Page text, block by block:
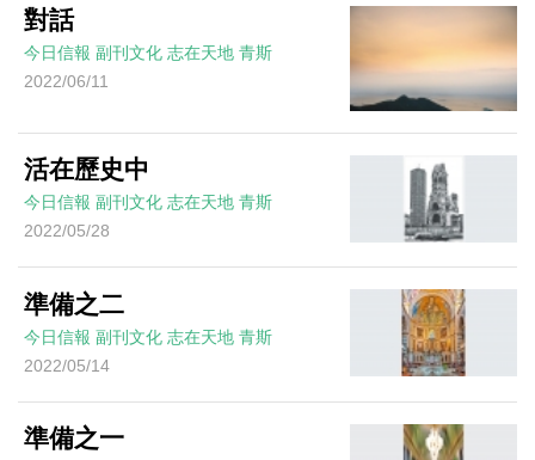
對話
今日信報 副刊文化 志在天地 青斯
2022/06/11
活在歷史中
今日信報 副刊文化 志在天地 青斯
2022/05/28
準備之二
今日信報 副刊文化 志在天地 青斯
2022/05/14
準備之一